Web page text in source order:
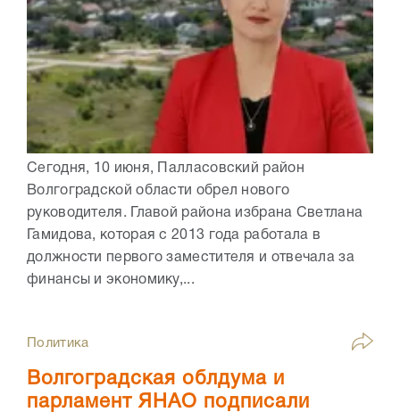
Сегодня, 10 июня, Палласовский район
Волгоградской области обрел нового
руководителя. Главой района избрана Светлана
Гамидова, которая с 2013 года работала в
должности первого заместителя и отвечала за
финансы и экономику,...
Политика
Волгоградская облдума и
парламент ЯНАО подписали